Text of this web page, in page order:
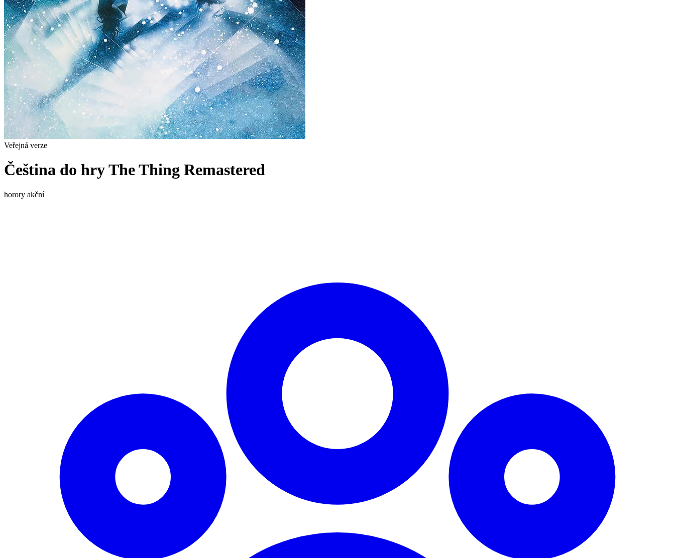
Veřejná verze
Čeština do hry The Thing Remastered
horory akční